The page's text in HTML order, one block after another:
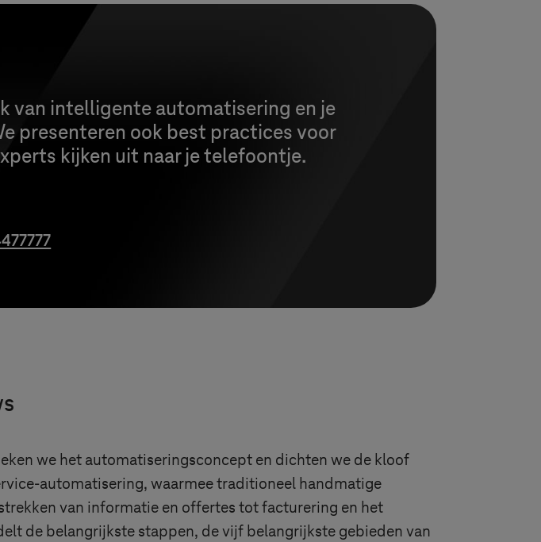
van intelligente automatisering en je
presenteren ook best practices voor
kijken uit naar je telefoontje.
we het automatiseringsconcept en dichten we de kloof
automatisering, waarmee traditioneel handmatige
van informatie en offertes tot facturering en het
de belangrijkste stappen, de vijf belangrijkste gebieden van